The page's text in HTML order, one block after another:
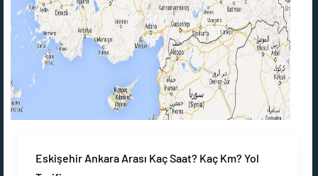
Eskişehir Ankara Arası Kaç Saat? Kaç Km? Yol